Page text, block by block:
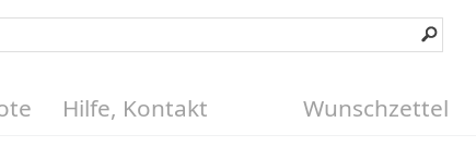
Hilfe, Kontakt Wunschzettel